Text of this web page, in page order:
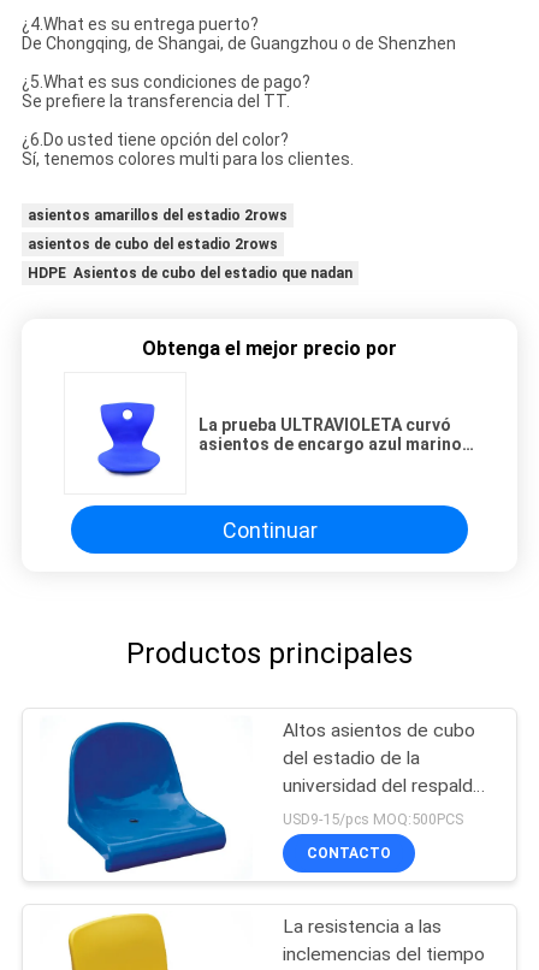
¿4.What es su entrega puerto?
De Chongqing, de Shangai, de Guangzhou o de Shenzhen
¿5.What es sus condiciones de pago?
Se prefiere la transferencia del TT.
¿6.Do usted tiene opción del color?
Sí, tenemos colores multi para los clientes.
asientos amarillos del estadio 2rows
asientos de cubo del estadio 2rows
HDPE Asientos de cubo del estadio que nadan
Obtenga el mejor precio por
La prueba ULTRAVIOLETA curvó
asientos de encargo azul marino
Continuar
Productos principales
Altos asientos de cubo
del estadio de la
universidad del respaldo
de los PP
USD9-15/pcs MOQ:500PCS
CONTACTO
La resistencia a las
inclemencias del tiempo